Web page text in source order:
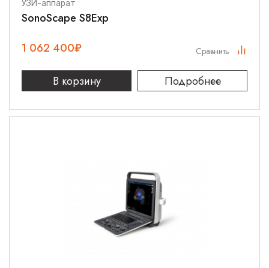
УЗИ-аппарат
SonoScape S8Exp
1 062 400₽
В корзину Подробнее
Сравнить